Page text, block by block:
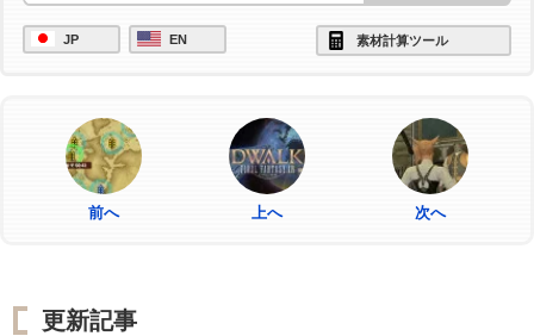
JP EN 素材計算ツール
前へ 上へ 次へ
更新記事